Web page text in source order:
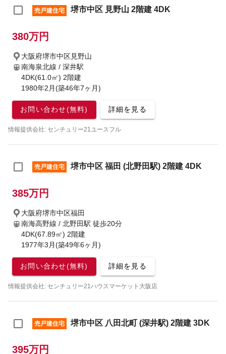
売戸建住宅 堺市中区 見野山 2階建 4DK
380万円
大阪府堺市中区見野山
南海泉北線 / 深井駅
4DK(61.0㎡) 2階建
1980年2月(築46年7ヶ月)
お問い合わせ(無料) 詳細を見る
情報提供会社: センチュリー21ユースフル
売戸建住宅 堺市中区 福田 (北野田駅) 2階建 4DK
385万円
大阪府堺市中区福田
南海高野線 / 北野田駅 徒歩20分
4DK(67.89㎡) 2階建
1977年3月(築49年6ヶ月)
お問い合わせ(無料) 詳細を見る
情報提供会社: センチュリー21ハウスマーケット大阪店
売戸建住宅 堺市中区 八田北町 (深井駅) 2階建 3DK
395万円